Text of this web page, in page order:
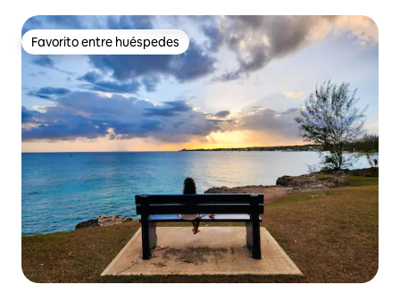
Favorito entre huéspedes
Favorito entre huéspedes